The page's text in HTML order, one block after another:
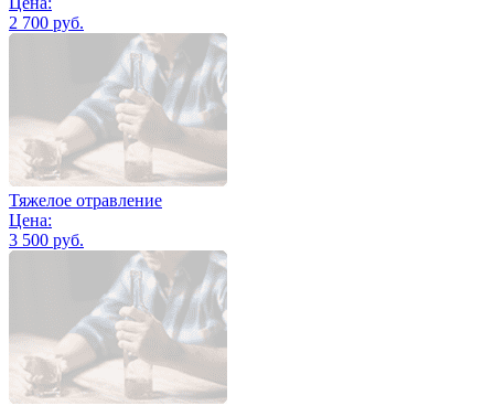
2 700 руб.
Тяжелое отравление
Цена:
3 500 руб.